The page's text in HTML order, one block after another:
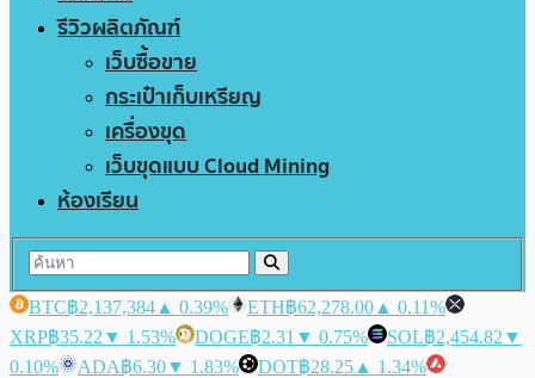
รีวิวผลิตภัณฑ์
เว็บซื้อขาย
กระเป๋าเก็บเหรียญ
เครื่องขุด
เว็บขุดแบบ Cloud Mining
ห้องเรียน
BTC฿2,137,384 ▲ 0.39% ETH฿62,278.00 ▲ 0.11%
XRP฿35.22 ▼ 1.53% DOGE฿2.31 ▼ 0.75% SOL฿2,454.82 ▼
0.10%
ADA฿6.30▼ 1.83% DOT฿28.25 ▲ 1.34%